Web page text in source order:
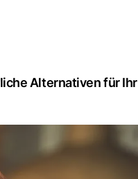
Alternativen für Ihr